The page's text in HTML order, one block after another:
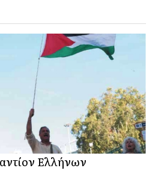
Ελλήνων